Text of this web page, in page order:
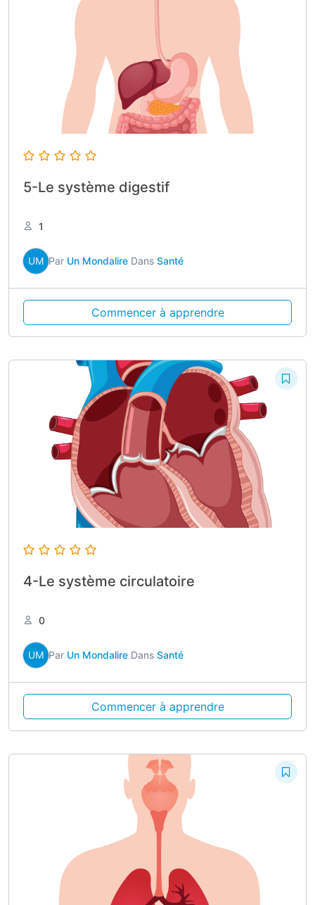
5-Le système digestif
1
UM Par Un Mondalire Dans Santé
Commencer à apprendre
4-Le système circulatoire
0
UM Par Un Mondalire Dans Santé
Commencer à apprendre